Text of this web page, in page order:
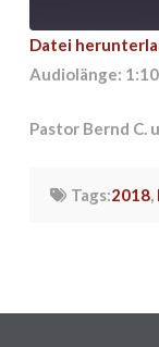
TEILEN
LINK
Datei
Audiolänge:
Pastor Bernd C.
Tags:2018,